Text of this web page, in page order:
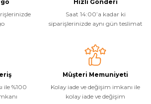
sitelerden daha pahalı.
farklı alternatifler olmalı.
Hızlı Gönderi
Saat 14:00’a kadar ki
siparişlerinizde aynı gün teslimat
ile %100
Müşteri Memuniyeti
Kolay iade ve değişim imkanı ile
kolay iade ve değişim